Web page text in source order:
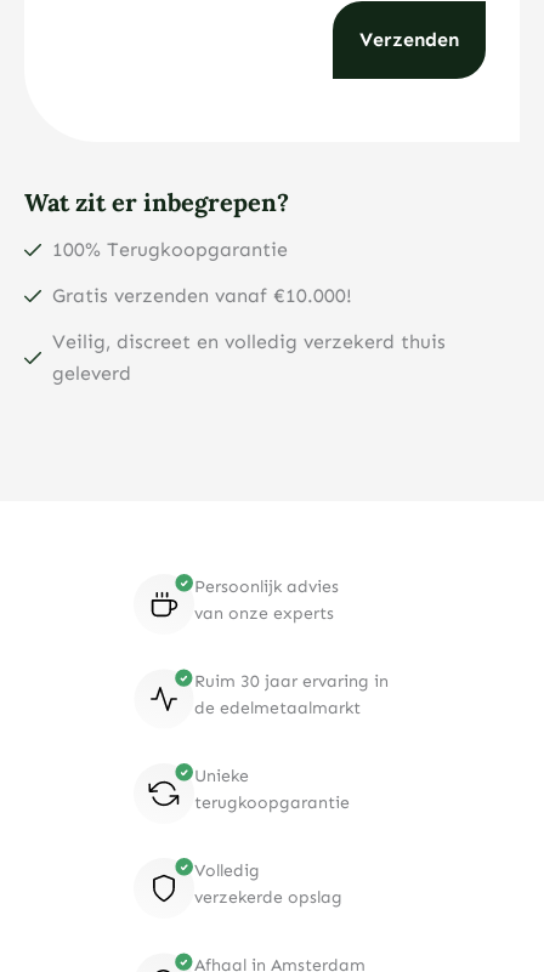
Wat zit er inbegrepen?
100% Terugkoopgarantie
Gratis verzenden vanaf €10.000!
Veilig, discreet en volledig verzekerd thuis
geleverd
Persoonlijk advies
van onze experts
Ruim 30 jaar ervaring in
de edelmetaalmarkt
Unieke
terugkoopgarantie
Volledig
verzekerde opslag
Afhaal in Amsterdam